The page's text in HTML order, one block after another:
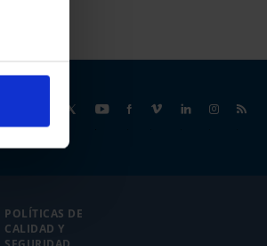
POLÍTICAS DE
CALIDAD Y